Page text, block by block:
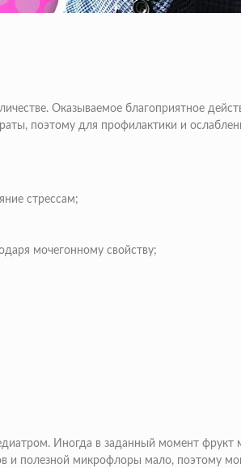
Оказываемое благоприятное
поэтому для профилактики и
стрессам;
мочегонному свойству;
Иногда в заданный момент
полезной микрофлоры мало, поэтому